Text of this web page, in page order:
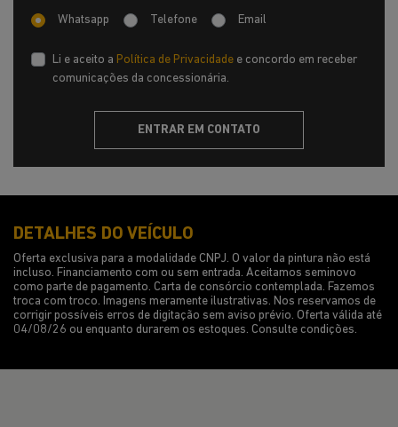
Whatsapp Telefone Email
Li e aceito a Política de Privacidade e concordo em receber
comunicações da concessionária.
ENTRAR EM CONTATO
DETALHES DO VEÍCULO
Oferta exclusiva para a modalidade CNPJ. O valor da pintura não está
incluso. Financiamento com ou sem entrada. Aceitamos seminovo
como parte de pagamento. Carta de consórcio contemplada. Fazemos
troca com troco. Imagens meramente ilustrativas. Nos reservamos de
corrigir possíveis erros de digitação sem aviso prévio. Oferta válida até
04/08/26 ou enquanto durarem os estoques. Consulte condições.